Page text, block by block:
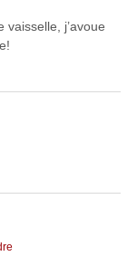
vaisselle, j’avoue